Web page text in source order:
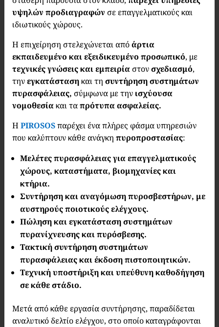
υψηλών προδιαγραφών σε επαγγελματικούς και
ιδιωτικούς χώρους.
Η επιχείρηση στελεχώνεται απόάρτια
εκπαιδευμένο και εξειδικευμένο προσωπικό, με
τεχνικές γνώσεις και εμπειρίαστονσχεδιασμό,
τηνεγκατάστασηκαι τη συντήρηση συστημάτων
πυρασφάλειας, σύμφωνα με την ισχύουσα
νομοθεσίακαι ταπρότυπα ασφαλείας.
Η PIROSOSπαρέχει ένα πλήρες φάσμα υπηρεσιών
που καλύπτουν κάθε ανάγκη πυροπροστασίας:
Μελέτες πυρασφάλειας για επαγγελματικούς
χώρους, καταστήματα, βιομηχανίες και
κτήρια.
Συντήρηση και αναγόμωση πυροσβεστήρων, με
αυστηρούς ποιοτικούς ελέγχους.
Πώληση και εγκατάσταση συστημάτων
πυρανίχνευσης και πυρόσβεσης.
Τακτική συντήρηση συστημάτων
πυρασφάλειας και έκδοση πιστοποιητικών.
Τεχνική υποστήριξη και υπεύθυνη καθοδήγηση
σε κάθε στάδιο.
Μετά από κάθε εργασία συντήρησης, παραδίδεται
αναλυτικό δελτίο ελέγχου, στο οποίο καταγράφονται